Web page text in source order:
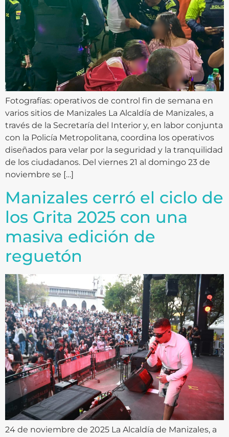
Fotografías: operativos de control fin de semana en
varios sitios de Manizales La Alcaldía de Manizales, a
través de la Secretaría del Interior y, en labor conjunta
con la Policía Metropolitana, coordina los operativos
diseñados para velar por la seguridad y la tranquilidad
de los ciudadanos. Del viernes 21 al domingo 23 de
noviembre se […]
Manizales cerró el ciclo de
los Grita 2025 con una
masiva edición de
reguetón
24 de noviembre de 2025 La Alcaldía de Manizales, a